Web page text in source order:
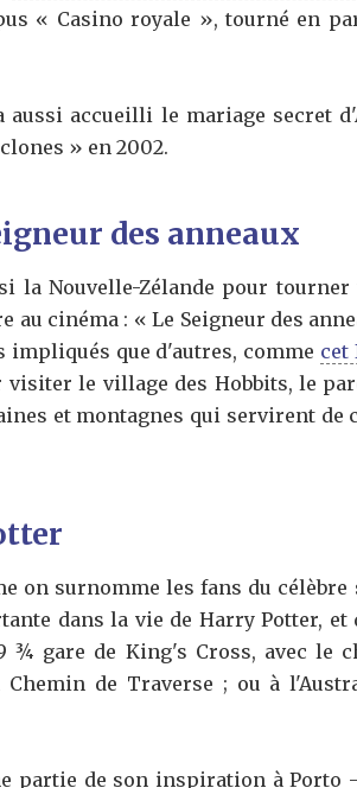
« Casino royale », tourné en
aussi accueilli le mariage secret
» en 2002.
des anneaux
la Nouvelle-Zélande pour
cinéma : « Le Seigneur des
que d'autres, comme cet
le village des Hobbits, le
et montagnes qui servirent de
on surnomme les fans du
dans la vie de Harry Potter,
¾ gare de King's Cross, avec le
de Traverse ; ou à
partie de son inspiration à Porto